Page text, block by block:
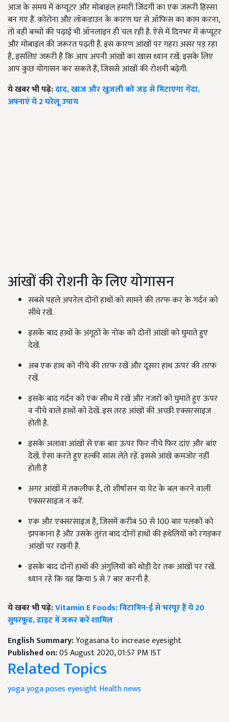
आज के समय में कंप्यूटर और मोबाइल हमारी जिंदगी का एक जरूरी हिस्सा
बन गए हैं. कोरोना और लॉकडाउन के कारण घर से ऑफिस का काम करना,
तो वहीं बच्चों की पढ़ाई भी ऑनलाइन ही चल रही है. ऐसे में दिनभर में कंप्यूटर
और मोबाइल की जरूरत पढ़ती है. इस कारण आंखों पर गहरा असर पड़ रहा
है, इसलिए जरूरी है कि आप अपनी आंखों का खास ध्यान रखें. इसके लिए
आप कुछ योगासन कर सकते हैं, जिससे आंखों की रोशनी बढ़ेगी.
ये खबर भी पढ़े:दाद, खाज और खुजली को जड़ से मिटाएगा गेंदा,
अपनाएं ये 2 घरेलू उपाय
आंखों की रोशनी के लिए योगासन
सबसे पहले अपनेल दोनों हाथों को सामने की तरफ कर के गर्दन को
सीधे रखें.
इसके बाद हाथों के अंगूठों के नोक को दोनों आंखों को घुमाते हुए
देखें.
अब एक हाथ को नीचे की तरफ रखें और दूसरा हाथ ऊपर की तरफ
रखें.
इसके बाद गर्दन को एक सीध में रखें और नजरों को घुमाते हुए ऊपर
व नीचे वाले हाथों को देखें. इस तरह आंखों की अच्छी एक्सरसाइज
होती है.
इसके अलावा आंखों से एक बार ऊपर फिर नीचे फिर दांए और बांए
देखें. ऐसा करते हुए हल्की सांस लेते रहें. इससे आंखे कमजोर नहीं
होती हैं
अगर आंखों में तकलीफ है, तो शीर्षासन या पेट के बल करने वाली
एक्सरसाइज न करें.
एक और एक्सरसाइज है, जिसमें करीब 50 से 100 बार पलकों को
झपकाना है और उसके तुरंत बाद दोनों हाथों की हथेलियों को रगड़कर
आंखों पर रखनी है.
इसके बाद दोनों हाथों की अंगुलियों को थोड़ी देर तक आंखों पर रखें.
ध्यान रहे कि यह क्रिया 5 से 7 बार करनी है.
ये खबर भी पढ़े:Vitamin E Foods: विटामिन-ई से भरपूर हैं ये 20
सुपरफूड, डाइट में जरूर करें शामिल
English Summary:Yogasana to increase eyesight
Published on:05 August 2020, 01:57 PM IST
Related Topics
yogayoga poseseyesightHealth news